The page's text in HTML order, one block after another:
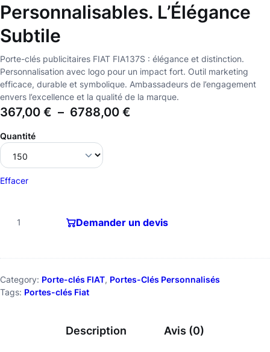
Personnalisables. L’Élégance
Subtile
Porte-clés publicitaires FIAT FIA137S : élégance et distinction.
Personnalisation avec logo pour un impact fort. Outil marketing
efficace, durable et symbolique. Ambassadeurs de l’engagement
envers l’excellence et la qualité de la marque.
367,00 € – 6788,00 €
Quantité
Effacer
Demander un devis
Category: Porte-clés FIAT, Portes-Clés Personnalisés
Tags: Portes-clés Fiat
Description Avis (0)